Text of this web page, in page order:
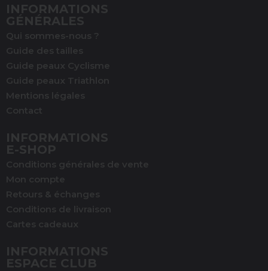
INFORMATIONS
GÉNÉRALES
Qui sommes-nous ?
Guide des tailles
Guide peaux Cyclisme
Guide peaux Triathlon
Mentions légales
Contact
INFORMATIONS
E-SHOP
Conditions générales de vente
Mon compte
Retours & échanges
Conditions de livraison
Cartes cadeaux
INFORMATIONS
ESPACE CLUB